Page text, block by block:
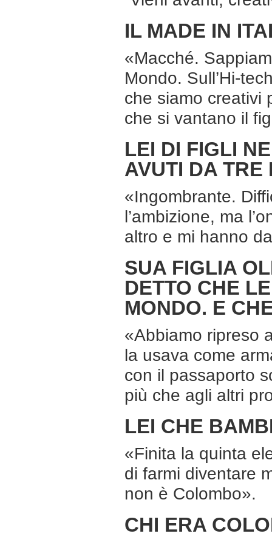
IL MADE IN
«Macché.
Mondo. Sull’Hi-
che siamo creativi
che si vantano il
LEI DI FIGLI
AVUTI DA TRE
«Ingombrante.
l’ambizione, ma
altro e mi hanno
SUA FIGLIA
DETTO CHE
MONDO. E
«Abbiamo ripreso
la usava come
con il passaporto
più che agli altri
LEI CHE
«Finita la quinta
di farmi diventare
non è Colombo».
CHI ERA